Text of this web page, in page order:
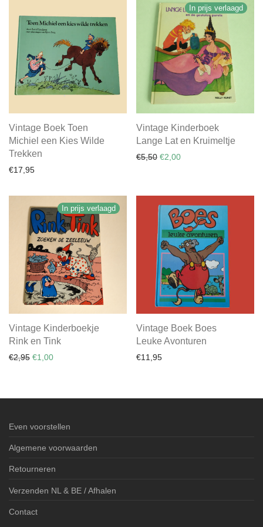
Vintage Boek Toen
Michiel een Kies Wilde
Trekken
€17,95
In prijs verlaagd
Vintage Kinderboek
Lange Lat en Kruimeltje
€5,50 Oorspronkelijke prijs was:
€2,00Huidige prijs is: €2,00.
In prijs verlaagd
Vintage Kinderboekje
Rink en Tink
€2,95 Oorspronkelijke prijs was: €2,95.
€1,00Huidige prijs is: €1,00.
Vintage Boek Boes
Leuke Avonturen
€11,95
Even voorstellen
Algemene voorwaarden
Retourneren
Verzenden NL & BE / Afhalen
Contact